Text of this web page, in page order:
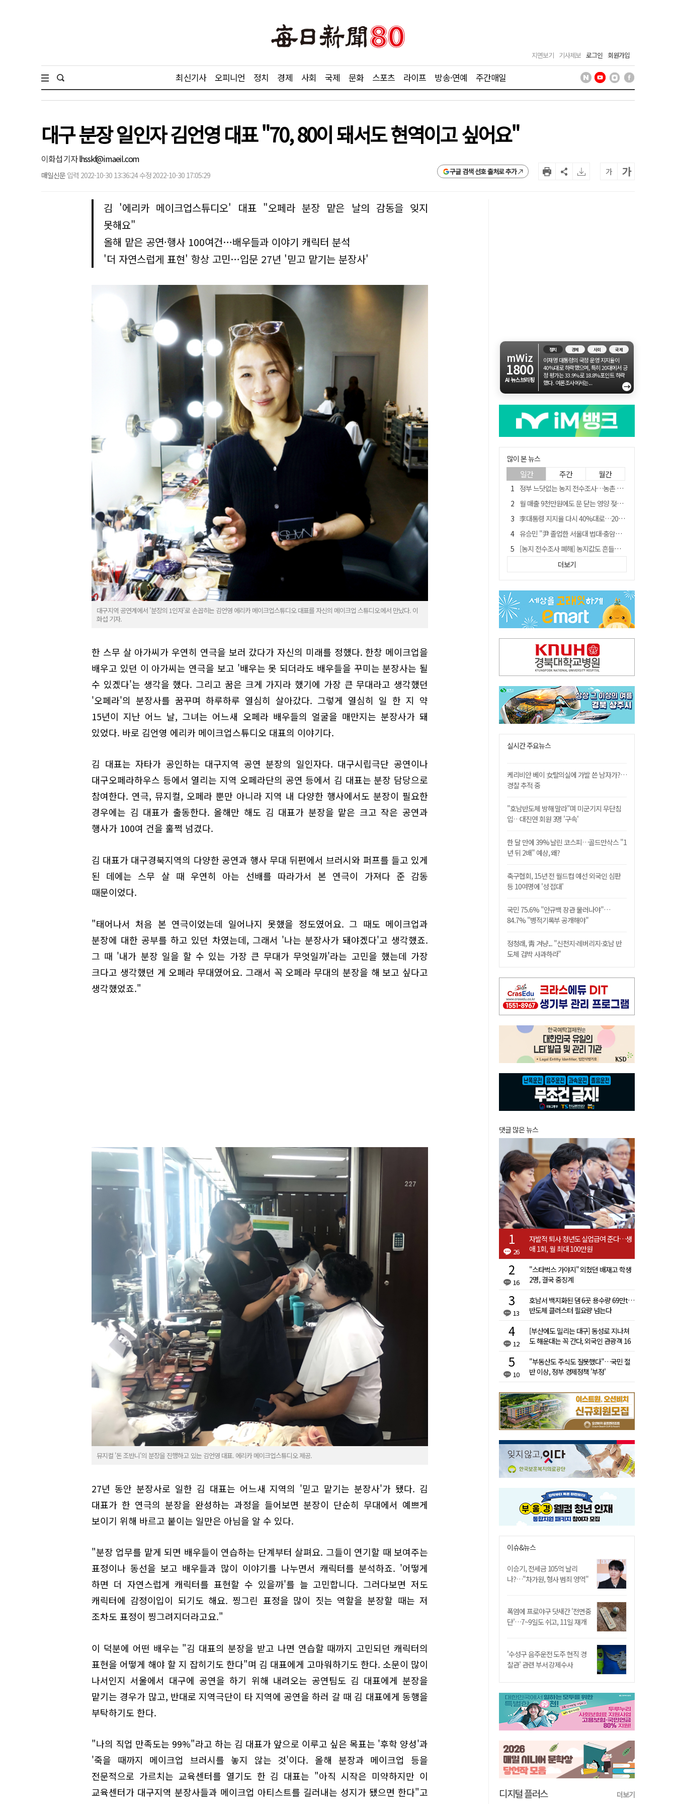
지면보기 기사제보 로그인 회원가입
최신기사 오피니언 정치 경제 사회 국제 문화 스포츠 라이프 방송·연예 주간매일
대구 분장 일인자 김언영 대표 "70, 80이 돼서도 현역이고 싶어요"
이화섭 기자lhsskf@imaeil.com
매일신문 입력 2022-10-30 13:36:24 수정 2022-10-30 17:05:29 구글 검색 선호 출처로 추가 가 가
김 '에리카 메이크업스튜디오' 대표 "오페라 분장 맡은 날의 감동을 잊지
못해요"
올해 맡은 공연·행사 100여건…배우들과 이야기 캐릭터 분석
'더 자연스럽게 표현' 항상 고민…입문 27년 '믿고 맡기는 분장사'
대구지역 공연계에서 '분장의 1인자'로 손꼽히는 김언영 에리카 메이크업스튜디오 대표를 자신의 메이크업 스튜디오에서 만났다. 이
화섭 기자.
한 스무 살 아가씨가 우연히 연극을 보러 갔다가 자신의 미래를 정했다. 한창 메이크업을
배우고 있던 이 아가씨는 연극을 보고 '배우는 못 되더라도 배우들을 꾸미는 분장사는 될
수 있겠다'는 생각을 했다. 그리고 꿈은 크게 가지라 했기에 가장 큰 무대라고 생각했던
'오페라'의 분장사를 꿈꾸며 하루하루 열심히 살아갔다. 그렇게 열심히 일 한 지 약
15년이 지난 어느 날, 그녀는 어느새 오페라 배우들의 얼굴을 매만지는 분장사가 돼
있었다. 바로 김언영 에리카 메이크업스튜디오 대표의 이야기다.
김 대표는 자타가 공인하는 대구지역 공연 분장의 일인자다. 대구시립극단 공연이나
대구오페라하우스 등에서 열리는 지역 오페라단의 공연 등에서 김 대표는 분장 담당으로
참여한다. 연극, 뮤지컬, 오페라 뿐만 아니라 지역 내 다양한 행사에서도 분장이 필요한
경우에는 김 대표가 출동한다. 올해만 해도 김 대표가 분장을 맡은 크고 작은 공연과
행사가 100여 건을 훌쩍 넘겼다.
김 대표가 대구경북지역의 다양한 공연과 행사 무대 뒤편에서 브러시와 퍼프를 들고 있게
된 데에는 스무 살 때 우연히 아는 선배를 따라가서 본 연극이 가져다 준 감동
때문이었다.
"태어나서 처음 본 연극이었는데 일어나지 못했을 정도였어요. 그 때도 메이크업과
분장에 대한 공부를 하고 있던 차였는데, 그래서 '나는 분장사가 돼야겠다'고 생각했죠.
그 때 '내가 분장 일을 할 수 있는 가장 큰 무대가 무엇일까'라는 고민을 했는데 가장
크다고 생각했던 게 오페라 무대였어요. 그래서 꼭 오페라 무대의 분장을 해 보고 싶다고
생각했었죠."
뮤지컬 '돈 조반니'의 분장을 진행하고 있는 김언영 대표. 에리카 메이크업스튜디오 제공.
27년 동안 분장사로 일한 김 대표는 어느새 지역의 '믿고 맡기는 분장사'가 됐다. 김
대표가 한 연극의 분장을 완성하는 과정을 들어보면 분장이 단순히 무대에서 예쁘게
보이기 위해 바르고 붙이는 일만은 아님을 알 수 있다.
"분장 업무를 맡게 되면 배우들이 연습하는 단계부터 살펴요. 그들이 연기할 때 보여주는
표정이나 동선을 보고 배우들과 많이 이야기를 나누면서 캐릭터를 분석하죠. '어떻게
하면 더 자연스럽게 캐릭터를 표현할 수 있을까'를 늘 고민합니다. 그러다보면 저도
캐릭터에 감정이입이 되기도 해요. 찡그린 표정을 많이 짓는 역할을 분장할 때는 저
조차도 표정이 찡그려지더라고요."
이 덕분에 어떤 배우는 "김 대표의 분장을 받고 나면 연습할 때까지 고민되던 캐릭터의
표현을 어떻게 해야 할 지 잡히기도 한다"며 김 대표에게 고마워하기도 한다. 소문이 많이
나서인지 서울에서 대구에 공연을 하기 위해 내려오는 공연팀도 김 대표에게 분장을
맡기는 경우가 많고, 반대로 지역극단이 타 지역에 공연을 하러 갈 때 김 대표에게 동행을
부탁하기도 한다.
"나의 직업 만족도는 99%"라고 하는 김 대표가 앞으로 이루고 싶은 목표는 '후학 양성'과
'죽을 때까지 메이크업 브러시를 놓지 않는 것'이다. 올해 분장과 메이크업 등을
전문적으로 가르치는 교육센터를 열기도 한 김 대표는 "아직 시작은 미약하지만 이
교육센터가 대구지역 분장사들과 메이크업 아티스트를 길러내는 성지가 됐으면 한다"고
mWiz
1800
AI 뉴스브리핑
정치 경제 사회 국제
이재명 대통령의 국정 운영 지지율이
40%대로 하락했으며, 특히 20대에서 긍
정 평가는 33.9%로 18.8%포인트 하락
했다. 여론조사에서는...
→
많이 본 뉴스
일간 주간 월간
정부 느닷없는 농지 전수조사…농촌 들쑤시는 '경자유전'의 칼날
월 매출 9천만원에도 문 닫는 영양 젖소농장… "일할 사람이 없어"
李대통령 지지율 다시 40%대로…20대는 18.8%p 급락
유승민 "尹 졸업한 서울대 법대·충암고도 없애야"…李 육사 통합 직격
[농지 전수조사 폐해] 농지값도 흔들리나…"도지 막히면 헐값 매물 나올 수도"
[농지 전수조사 폐해] '쌀 받고 논 내 준' 도지농 이제 어쩌나?
국민 51.9% "李 대통령 재판 재개 필요하다"
경북 영천시, 9월부터 11월까지 반값 여행 혜택 제공
아쉬운 태클
더보기
실시간 주요뉴스
케리비안 베이 女탈의실에 가발 쓴 남자가?…
경찰 추적 중
"호남반도체 방해 말라"며 미군기지 무단침
입…대진연 회원 3명 '구속'
한 달 만에 39% 날린 코스피…골드만삭스 "1
년 뒤 2배" 예상, 왜?
축구협회, 15년 전 월드컵 예선 외국인 심판
등 10여명에 '성 접대'
국민 75.6% "안규백 장관 물러나야"…
84.7% "병적기록부 공개해야"
정청래, 靑 겨냥... "신천지·레버리지·호남 반
도체 겁박 사과하라"
댓글 많은 뉴스
26
자발적 퇴사 청년도 실업급여 준다…생
애 1회, 월 최대 100만원
16
"스타벅스 가야지" 외쳤던 배재고 학생
2명, 결국 중징계
13
호남서 백지화된 댐 6곳 용수량 69만t…
반도체 클러스터 필요량 넘는다
12
[부산에도 밀리는 대구] 동성로 지나쳐
도 해운대는 꼭 간다, 외국인 관광객 16
10
"부동산도 주식도 잘못했다"…국민 절
반 이상, 정부 경제정책 '부정'
이슈&뉴스
이승기, 전세금 105억 날리
나?…"차가원, 형사 범죄 영역"
폭염에 프로야구 닷새간 '전면중
단'…7~9일도 쉬고, 11일 재개
'수성구 음주운전 도주 현직 경
찰관' 관련 부서 강제수사
디지털 플러스 더보기